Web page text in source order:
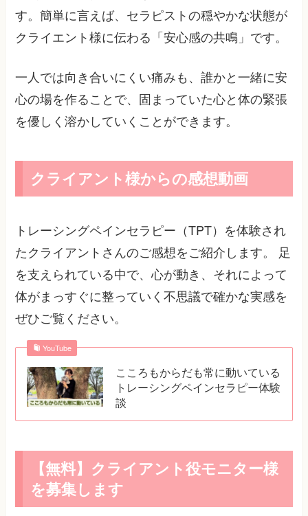
す。簡単に言えば、セラピストの穏やかな状態が
クライエント様に伝わる「安心感の共鳴」です。
一人では向き合いにくい痛みも、誰かと一緒に安
心の場を作ることで、固まっていた心と体の緊張
を優しく溶かしていくことができます。
クライアント様からの感想動画
トレーシングペインセラピー（TPT）を体験され
たクライアントさんのご感想をご紹介します。 足
を支えられている中で、心が動き、それによって
体がまっすぐに整っていく不思議で確かな実感を
ぜひご覧ください。
YouTube
こころもからだも常に動いている
トレーシングペインセラピー体験
談
【無料】クライアント役モニター様
を募集します